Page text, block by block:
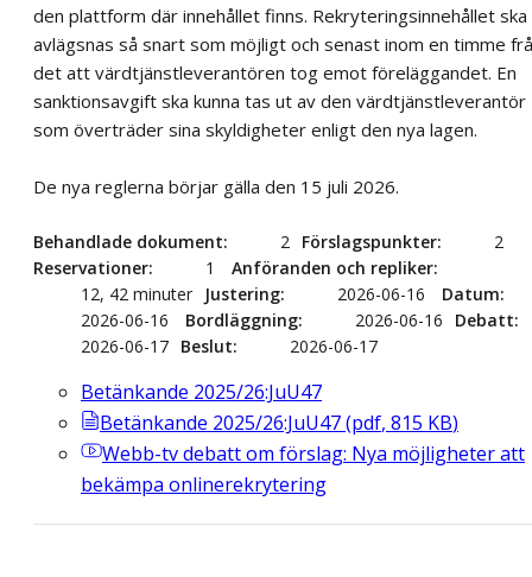
den plattform där innehållet finns. Rekryteringsinnehållet ska
avlägsnas så snart som möjligt och senast inom en timme
det att värdtjänstleverantören tog emot föreläggandet. En
sanktionsavgift ska kunna tas ut av den värdtjänstleverantör
som överträder sina skyldigheter enligt den nya lagen.
De nya reglerna börjar gälla den 15 juli 2026.
Behandlade dokument 2 Förslagspunkter
2
Reservationer
1
Anföranden och repliker
12, 42 minuter
Justering 2026-06-16
Datum
2026-06-16
Bordläggning 2026-06-16
Debatt
2026-06-17 Beslut 2026-06-17
Betänkande 2025/26:JuU47
Betänkande 2025/26:JuU47(pdf, 815 KB)
Webb-tvdebatt om förslag: Nya möjligheter att
bekämpa onlinerekrytering